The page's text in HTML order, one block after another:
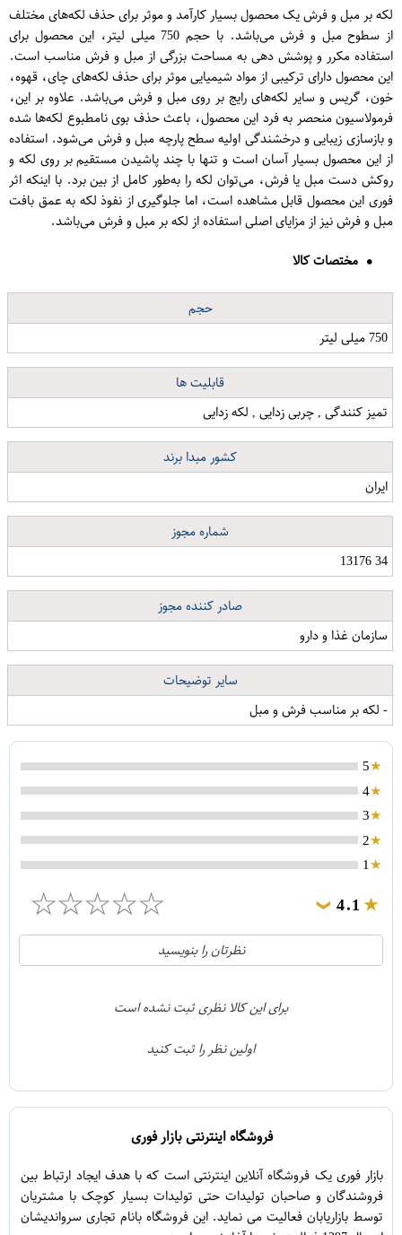
لکه بر مبل و فرش یک محصول بسیار کارآمد و موثر برای حذف لکه‌های مختلف
از سطوح مبل و فرش می‌باشد. با حجم 750 میلی لیتر، این محصول برای
استفاده مکرر و پوشش دهی به مساحت بزرگی از مبل و فرش مناسب است.
این محصول دارای ترکیبی از مواد شیمیایی موثر برای حذف لکه‌های چای، قهوه،
خون، گریس و سایر لکه‌های رایج بر روی مبل و فرش می‌باشد. علاوه بر این،
فرمولاسیون منحصر به فرد این محصول، باعث حذف بوی نامطبوع لکه‌ها شده
و بازسازی زیبایی و درخشندگی اولیه سطح پارچه مبل و فرش می‌شود. استفاده
از این محصول بسیار آسان است و تنها با چند پاشیدن مستقیم بر روی لکه و
روکش دست مبل یا فرش، می‌توان لکه را به‌طور کامل از بین برد. با اینکه اثر
فوری این محصول قابل مشاهده است، اما جلوگیری از نفوذ لکه به عمق بافت
مبل و فرش نیز از مزایای اصلی استفاده از لکه بر مبل و فرش می‌باشد.
مختصات کالا
حجم
750 میلی لیتر
قابلیت ها
تمیز کنندگی , چربی زدایی , لکه زدایی
کشور مبدا برند
ایران
شماره مجوز
34 13176
صادر کننده مجوز
سازمان غذا و دارو
سایر توضیحات
- لکه بر مناسب فرش و مبل
5
4
3
2
1
4.1
❯
☆
☆
☆
☆
☆
21
1
نظرتان را بنویسید
برای این کالا نظری ثبت نشده است
اولین نظر را ثبت کنید
فروشگاه اینترنتی بازار فوری
بازار فوری یک فروشگاه آنلاین اینترنتی است که با هدف ایجاد ارتباط بین
فروشندگان و صاحبان تولیدات حتی تولیدات بسیار کوچک با مشتریان
توسط بازاریابان فعالیت می نماید. این فروشگاه بانام تجاری سرواندیشان